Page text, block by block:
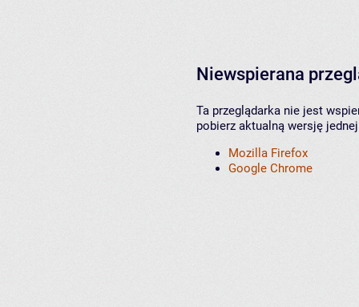
Niewspierana
Ta przeglądarka nie jest
pobierz aktualną wersję
Mozilla Firefox
Google Chrome